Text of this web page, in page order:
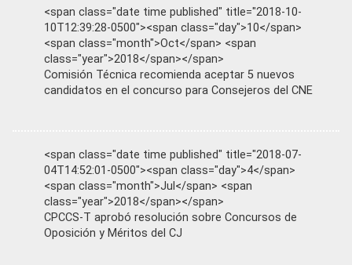
<span class="date time published" title="2018-10-
10T12:39:28-0500"><span class="day">10</span>
<span class="month">Oct</span> <span
class="year">2018</span></span>
Comisión Técnica recomienda aceptar 5 nuevos
candidatos en el concurso para Consejeros del CNE
<span class="date time published" title="2018-07-
04T14:52:01-0500"><span class="day">4</span>
<span class="month">Jul</span> <span
class="year">2018</span></span>
CPCCS-T aprobó resolución sobre Concursos de
Oposición y Méritos del CJ